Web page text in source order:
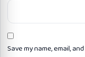
Save my name, email,